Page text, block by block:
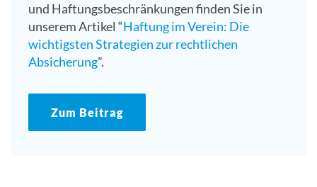
und Haftungsbeschränkungen finden Sie in
unserem Artikel “Haftung im Verein: Die
wichtigsten Strategien zur rechtlichen
Absicherung”.
Zum Beitrag